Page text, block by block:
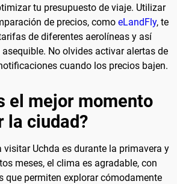
tu presupuesto de viaje. Utilizar
de precios, como eLandFly, te
de diferentes aerolíneas y así
No olvides activar alertas de
cuando los precios bajen.
el mejor momento
la ciudad?
visitar Uchda es durante la primavera y
meses, el clima es agradable, con
que permiten explorar cómodamente